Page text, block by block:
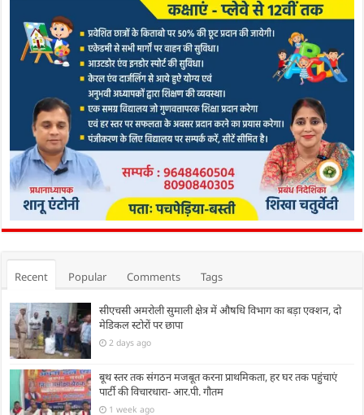
Recent Popular Comments Tags
सीएचसी अमरोली सुमाली क्षेत्र में औषधि विभाग का बड़ा एक्शन, दो
मेडिकल स्टोरों पर छापा
2 days ago
बूथ स्तर तक संगठन मजबूत करना प्राथमिकता, हर घर तक पहुंचाएं
पार्टी की विचारधारा- आर.पी. गौतम
1 week ago